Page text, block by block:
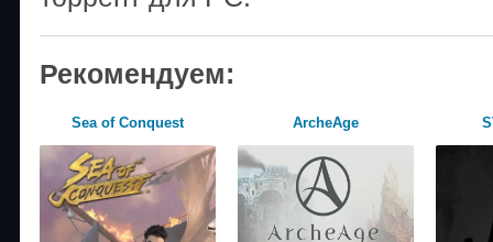
Рекомендуем:
Sea of Conquest ArcheAge